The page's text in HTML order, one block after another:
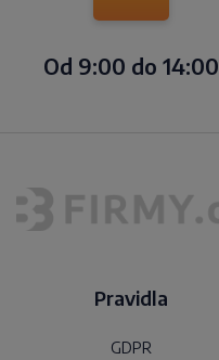
Od 9:00 do 14:00
Pravidla
GDPR